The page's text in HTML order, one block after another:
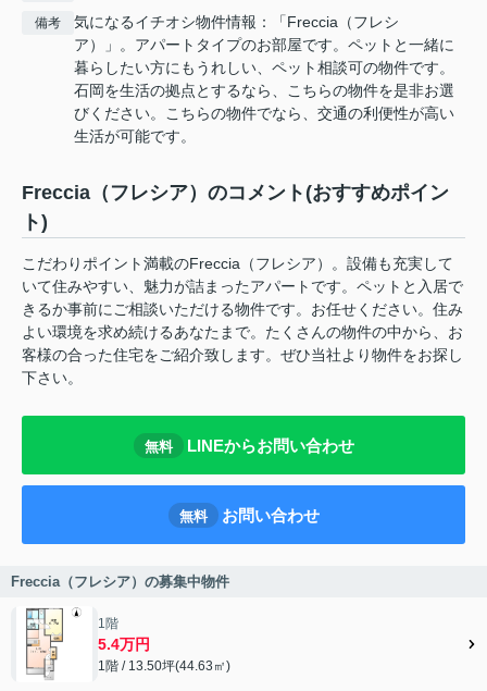
備考
気になるイチオシ物件情報：「Freccia（フレシ
ア）」。アパートタイプのお部屋です。ペットと一緒に
暮らしたい方にもうれしい、ペット相談可の物件です。
石岡を生活の拠点とするなら、こちらの物件を是非お選
びください。こちらの物件でなら、交通の利便性が高い
生活が可能です。
Freccia（フレシア）のコメント(おすすめポイン
ト)
こだわりポイント満載のFreccia（フレシア）。設備も充実して
いて住みやすい、魅力が詰まったアパートです。ペットと入居で
きるか事前にご相談いただける物件です。お任せください。住み
よい環境を求め続けるあなたまで。たくさんの物件の中から、お
客様の合った住宅をご紹介致します。ぜひ当社より物件をお探し
下さい。
無料 LINEからお問い合わせ
無料 お問い合わせ
Freccia（フレシア）の募集中物件
1階
5.4万円
1階 / 13.50坪(44.63㎡)